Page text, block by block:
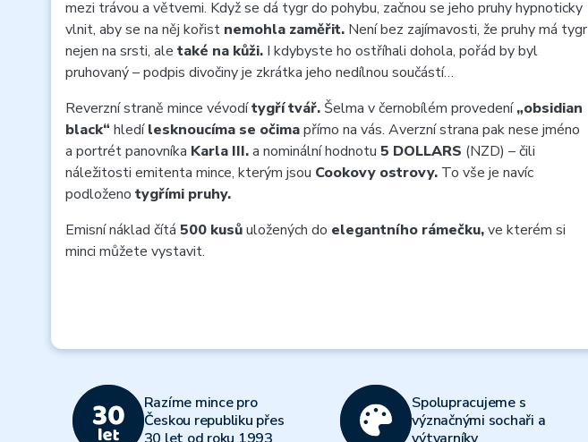
mezi trávou a větvemi. Když se dá tygr do pohybu, začnou se jeho pruhy hypnoticky
vlnit, aby se na něj kořist nemohla zaměřit. Není bez zajímavosti, že pruhy má tygr
nejen na srsti, ale také na kůži. I kdybyste ho ostříhali dohola, pořád by byl
pruhovaný – podpis divočiny je zkrátka jeho nedílnou součástí…
Reverzní straně mince vévodítygří tvář. Šelma v černobílém provedení„obsidian
black“ hledílesknoucíma se očimapřímo na vás. Averzní strana pak nese jméno
a portrét panovníka Karla III.a nominální hodnotu 5 DOLLARS (NZD) – čili
náležitosti emitenta mince, kterým jsou Cookovy ostrovy. To vše je navíc
podloženo tygřími pruhy.
Emisní náklad čítá 500 kusůuložených do elegantního rámečku,ve kterém si
minci můžete vystavit.
Razíme mince pro
Českou republiku přes
Spolupracujeme s
význačnými sochaři a